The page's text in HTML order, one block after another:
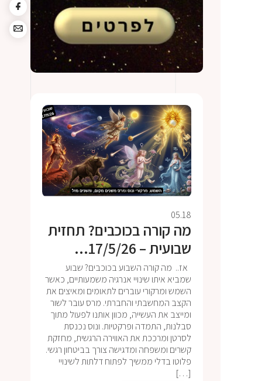
05.18
מה קורה בכוכבים? תחזית
שבועית – 17/5/26...
אז.. מה קורה השבוע בכוכבים? שבוע
שמביא איתו שינויי אנרגיה משמעותיים, כאשר
השמש ומרקורי עוברים לתאומים ומאיצים את
הקצב המחשבתי והחברתי. מרס עובר לשור
ומייצב את העשייה, מכוון אותנו לפעול מתוך
סבלנות, התמדה ופרקטיות. ונוס נכנסת
לסרטן ומרככת את האווירה הרגשית, מחזקת
קשרים ומשפחה ומדגישה צורך בביטחון רגשי.
פלוטו בדלי ממשיך לפתוח דלתות לשינויי
[…]